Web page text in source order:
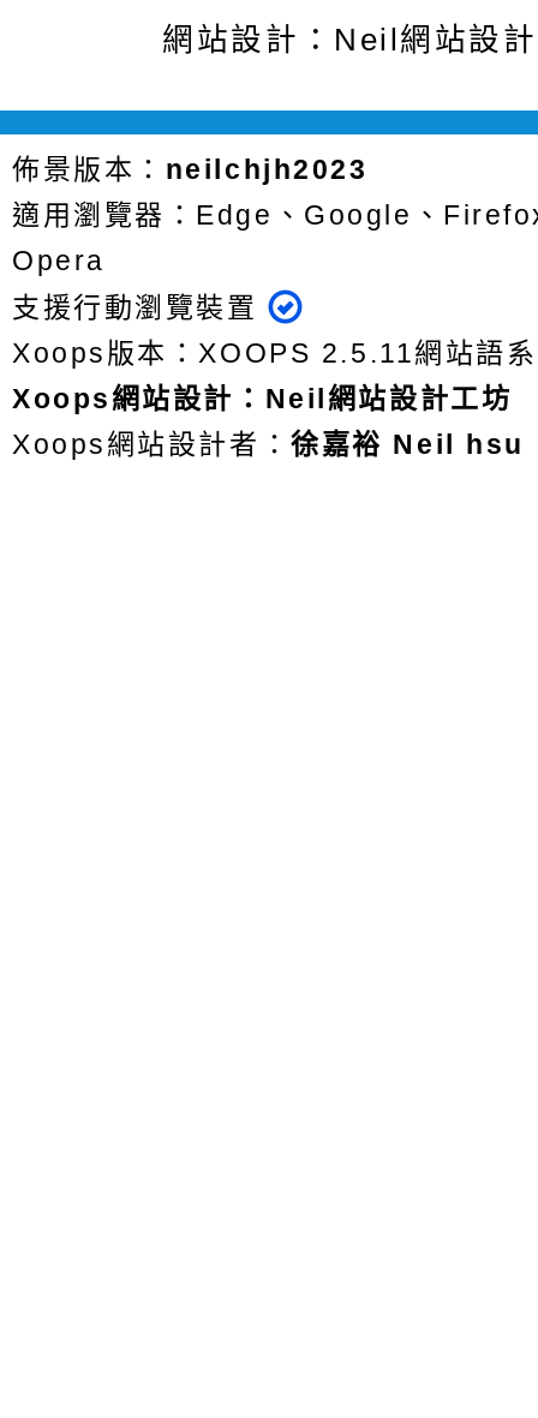
網站設計：Neil網站設
佈景版本： neilchjh2023
適用瀏覽器：Edge、Google、
Opera
支援行動瀏覽裝置
Xoops版本：XOOPS 2.5.11網站語
Xoops網站設計 ： Neil網站設計工坊
Xoops網站設計者：徐嘉裕 Neil hsu